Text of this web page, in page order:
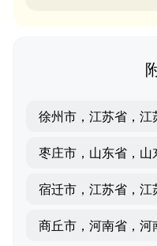
徐州市，江苏省，江
枣庄市，山东省，山
宿迁市，江苏省，江
商丘市，河南省，河